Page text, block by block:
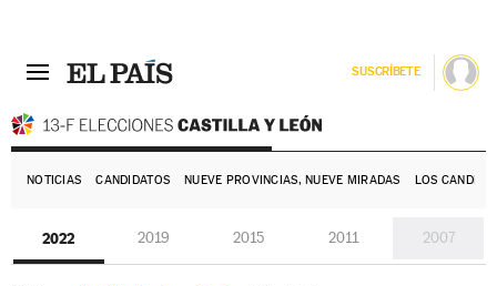
SUSCRÍBETE
NOTICIAS CANDIDATOS NUEVE PROVINCIAS, NUEVE MIRADAS LOS
2022 2019 2015 2011 2007